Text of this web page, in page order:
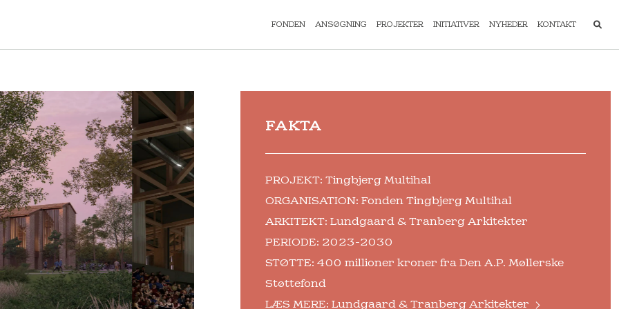
FONDEN ANSØGNING PROJEKTER INITIATIVER NYHEDER KONTAKT
FAKTA
PROJEKT: Tingbjerg Multihal
ORGANISATION: Fonden Tingbjerg Multihal
ARKITEKT: Lundgaard & Tranberg Arkitekter
PERIODE: 2023-2030
STØTTE: 400 millioner kroner fra Den A.P. Møllerske
Støttefond
LÆS MERE: Lundgaard & Tranberg Arkitekter